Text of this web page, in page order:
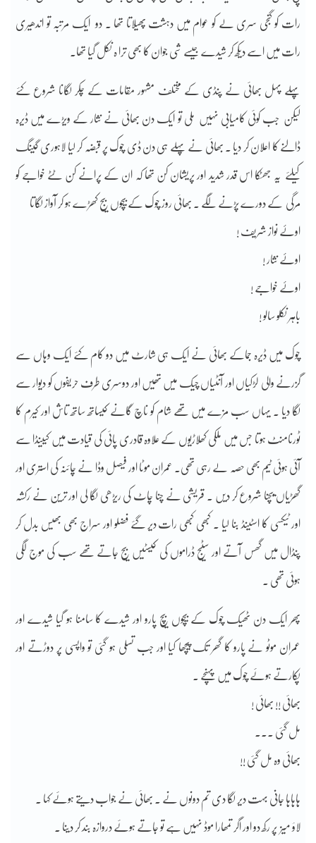
رات کو گنجی سری لے کو عوام میں دہشت پھیلاتا تھا ۔ دو ایک مرتبہ تو اندھیری
رات میں اسے دیکھ کر شیدے جیسے شی جوان کا بھی ترا ہ نکل گیا تھا۔
پہلے پہل بھائی نے پنڈی کے مختلف مشہور مقامات کے چکر لگانا شروع کئے
لیکن جب کوئی کامیابی نہیں ملی تو ایک دن بھائی نے نثار کے ویڑے میں ڈیرہ
ڈالنے کا اعلان کر دیا ۔ بھائی نے پہلے ہی دن ڈی چوک پر قبضہ کر لیا لاہوری گینگ
کیلئے یہ جھٹکا اس قدر شدید اور پریشان کن تھا کہ ان کے پرانے کن ٹٹے خواجے کو
مرگی کے دورے پڑنے لگے ۔ بھائی روز چوک کے بیچوں بیج کھڑے ہو کر آواز لگاتا
اوۓ نواز شریف !
اوۓ نثار !
اوۓ خواجے !
باہر نکلو سالو !
چوک میں ڈیرہ جماکے بھائی نے ایک ہی شارٹ میں دو کام کئے ایک وہاں سے
گزرنے والی لڑکیاں اور آنٹیاں چیک میں تھیں اور دوسری طرف حریفوں کو دیوار سے
لگا دیا ۔ یہاں سب مزے میں تھے شام کو ناچ گانے کیساتھ ساتھ تاش اور کیرم کا
ٹورنامنٹ ہوتا جس میں ملکی کھلاڑیوں کے علاوہ قادری پائی کی قیادت میں کیینڈا سے
آئی ہوئی ٹیم بھی حصہ لے رہی تھی۔ عمران موٹا اور فیصل وڈا نے چائنہ کی استری اور
گھڑیاں بیچنا شروع کر دیں ۔ قریشی نے چنا چاٹ کی ریڑھی لگا لی اور ترین نے رکشہ
اور ٹیکسی کا اسٹینڈ بنا لیا ۔ کبھی کبھی رات دیر گئے فضلو اور سراج بھی بھیس بدل کر
پنڈال میں گھس آتے اور سٹیج ڈراموں کی کیسٹیں بیج جاتے تھے سب کی موج لگی
ہوئی تھی ۔
پھر ایک دن ٹھیک چوک کے بیچوں بیچ پارو اور شیدے کا سامنا ہو گیا شیدے اور
عمران موٹو نے پارو کا گھر تک پیچھا کیا اور جب تسلی ہو گئی تو واپسی پر دوڑتے اور
پکارتے ہوئے چوک میں پہنچے ۔
بھائی !! بھائی !
مل گئی ۔۔۔
بھائی وہ مل گئی !!
ہاہاہا جانی بہت دیر لگا دی تم دونوں نے ۔ بھائی نے جواب دیتے ہوئے کہا ۔
لاؤ میز پر رکھ دو اور اگر تمھارا موڈ نہیں ہے تو جاتے ہوئے دروازہ بند کر دینا ۔